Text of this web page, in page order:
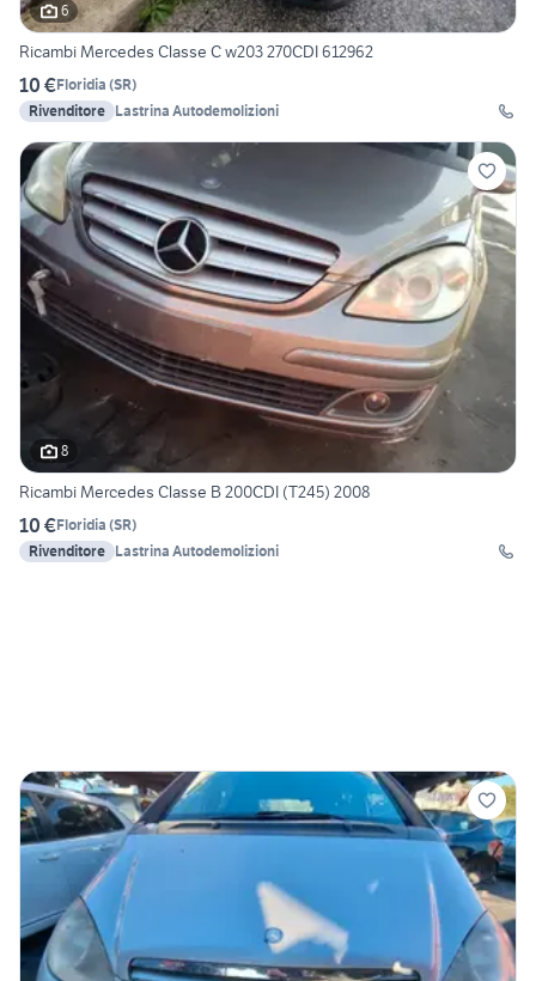
6
Ricambi Mercedes Classe C w203 270CDI 612962
10 €Floridia (SR)
Rivenditore Lastrina Autodemolizioni
8
Ricambi Mercedes Classe B 200CDI (T245) 2008
10 €Floridia (SR)
Rivenditore Lastrina Autodemolizioni